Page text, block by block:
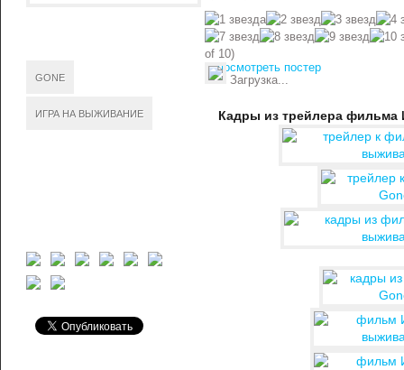
GONE
ИГРА НА ВЫЖИВАНИЕ
of 10)
Загрузка...
посмотреть постер
Кадры из трейлера фильма